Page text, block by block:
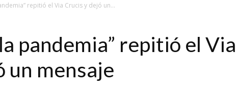
repitió el Via Crucis y dejó un...
pandemia” repitió el Via
un mensaje